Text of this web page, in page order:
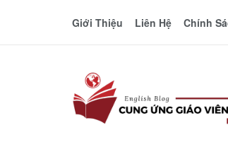
Giới Thiệu Liên Hệ Chính